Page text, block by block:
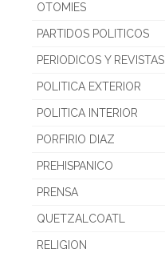
OTOMIES
PARTIDOS POLITICOS
PERIODICOS Y REVISTAS
POLITICA EXTERIOR
POLITICA INTERIOR
PORFIRIO DIAZ
PREHISPANICO
PRENSA
QUETZALCOATL
RELIGION